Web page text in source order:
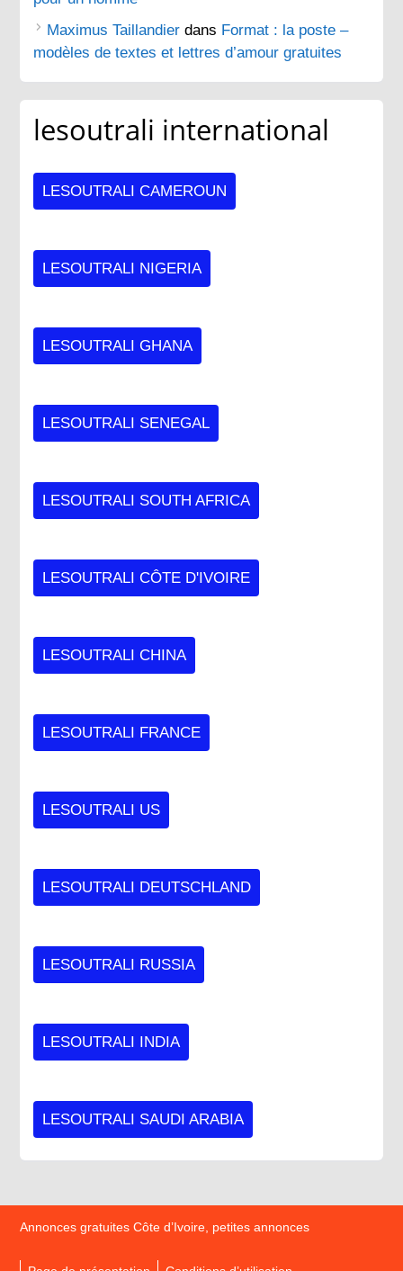
Maximus Taillandier dans Format : la poste –
modèles de textes et lettres d’amour gratuites
lesoutrali international
LESOUTRALI CAMEROUN
LESOUTRALI NIGERIA
LESOUTRALI GHANA
LESOUTRALI SENEGAL
LESOUTRALI SOUTH AFRICA
LESOUTRALI CÔTE D'IVOIRE
LESOUTRALI CHINA
LESOUTRALI FRANCE
LESOUTRALI US
LESOUTRALI DEUTSCHLAND
LESOUTRALI RUSSIA
LESOUTRALI INDIA
LESOUTRALI SAUDI ARABIA
Annonces gratuites Côte d’Ivoire, petites annonces